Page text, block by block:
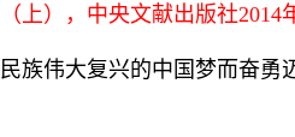
），中央文献出版社2014
族伟大复兴的中国梦而奋勇